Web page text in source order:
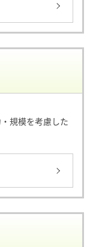
規模を考慮した